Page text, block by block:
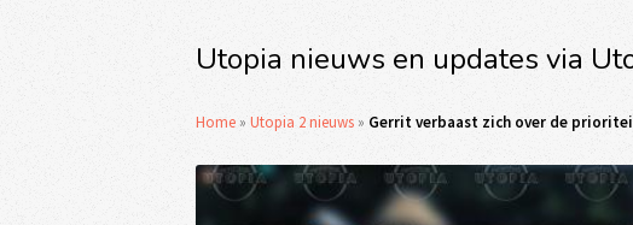
Utopia nieuws en updates via
Home » Utopia 2 nieuws » Gerrit verbaast zich over de